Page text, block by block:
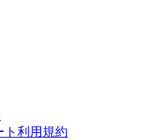
ト利用規約